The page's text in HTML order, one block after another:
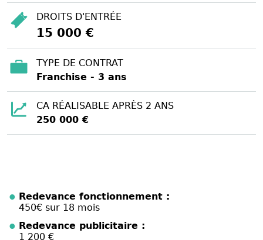
DROITS D'ENTRÉE
15 000 €
TYPE DE CONTRAT
Franchise - 3 ans
CA RÉALISABLE APRÈS 2 ANS
250 000 €
Redevance fonctionnement :
450€ sur 18 mois
Redevance publicitaire :
1 200 €